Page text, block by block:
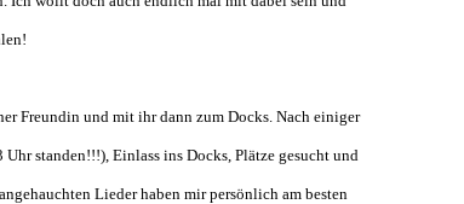
Freundin und mit ihr dann zum Docks. Nach einiger
standen!!!), Einlass ins Docks, Plätze gesucht und
Lieder haben mir persönlich am besten